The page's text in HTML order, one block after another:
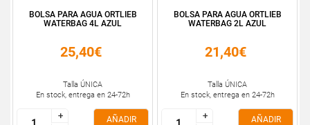
BOLSA PARA AGUA ORTLIEB
WATERBAG 4L AZUL
25,40€
Talla ÚNICA
En stock, entrega en 24-72h
+
+
AÑADIR
BOLSA PARA AGUA ORTLIEB
WATERBAG 2L AZUL
21,40€
Talla ÚNICA
En stock, entrega en 24-72h
+
+
AÑADIR